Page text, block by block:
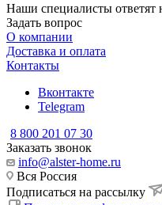
Наши специалисты
Задать вопрос
О компании
Доставка и оплата
Контакты
Вконтакте
Telegram
8 800 201 07 30
Заказать звонок
info@alster-home.ru
Вся Россия
Подписаться на рассылку